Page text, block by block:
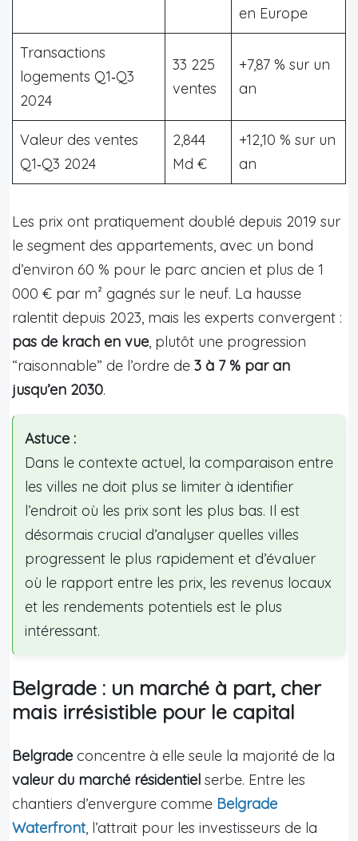
en Europe
Transactions
logements Q1‑Q3
2024
33 225
ventes
+7,87 % sur un
an
Valeur des ventes
Q1‑Q3 2024
2,844
Md €
+12,10 % sur un
an
Les prix ont pratiquement doublé depuis 2019 sur
le segment des appartements, avec un bond
d’environ 60 % pour le parc ancien et plus de 1
000 € par m² gagnés sur le neuf. La hausse
ralentit depuis 2023, mais les experts convergent :
pas de krach en vue, plutôt une progression
“raisonnable” de l’ordre de 3 à 7 % par an
jusqu’en 2030.
Astuce :
Dans le contexte actuel, la comparaison entre
les villes ne doit plus se limiter à identifier
l’endroit où les prix sont les plus bas. Il est
désormais crucial d’analyser quelles villes
progressent le plus rapidement et d’évaluer
où le rapport entre les prix, les revenus locaux
et les rendements potentiels est le plus
intéressant.
Belgrade : un marché à part, cher
mais irrésistible pour le capital
Belgrade concentre à elle seule la majorité de la
valeur du marché résidentiel serbe. Entre les
chantiers d’envergure comme Belgrade
Waterfront, l’attrait pour les investisseurs de la